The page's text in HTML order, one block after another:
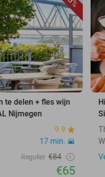
te delen + fles wijn
Nijmegen
9.9
17 min.
Regulier €84
€65